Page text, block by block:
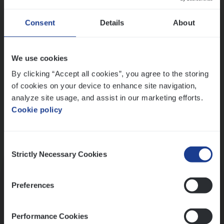
Consent Details About
We use cookies
By clicking “Accept all cookies”, you agree to the storing
of cookies on your device to enhance site navigation,
analyze site usage, and assist in our marketing efforts.
Cookie policy
Selection
Strictly Necessary Cookies
Preferences
Performance Cookies
Ons sollicitatieproces